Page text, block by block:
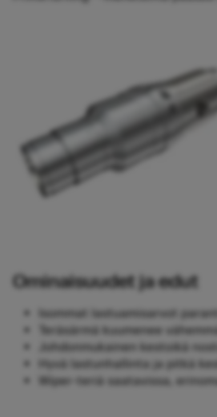
Ominaisuudet ja edut
Isommat lastuamisarvot
Teräsärmä kuumenee
Johdonmukainen kestoikä
Hyvä lastunhallinta ja pitkä
Wiper-teriä saatavissa,